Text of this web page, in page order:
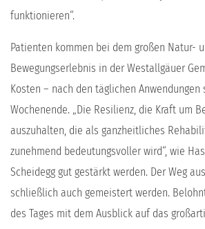
funktionieren“.
Patienten kommen bei dem großen Natur-
Bewegungserlebnis in der Westallgäuer
Kosten – nach den täglichen Anwendungen
Wochenende. „Die Resilienz, die Kraft um
auszuhalten, die als ganzheitliches
zunehmend bedeutungsvoller wird“, wie
Scheidegg gut gestärkt werden. Der Weg
schließlich auch gemeistert werden.
des Tages mit dem Ausblick auf das